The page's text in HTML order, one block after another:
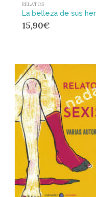
RELATOS
15,90€